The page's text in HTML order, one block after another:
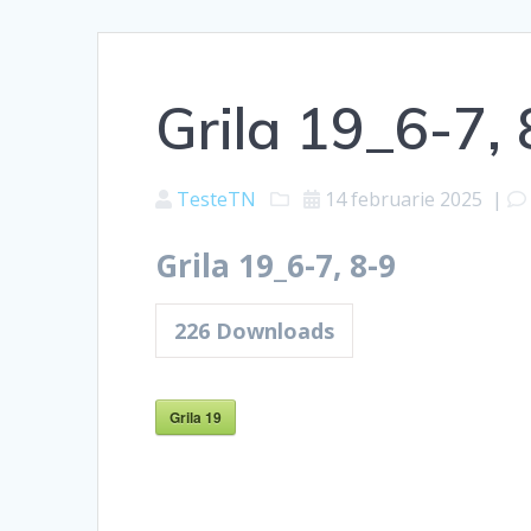
Grila 19_6-7,
TesteTN 14 februarie 2025 |
Grila 19_6-7, 8-9
226 Downloads
Grila 19